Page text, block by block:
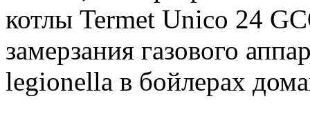
котлы Termet Unico 24
замерзания газового
legionella в бойлерах